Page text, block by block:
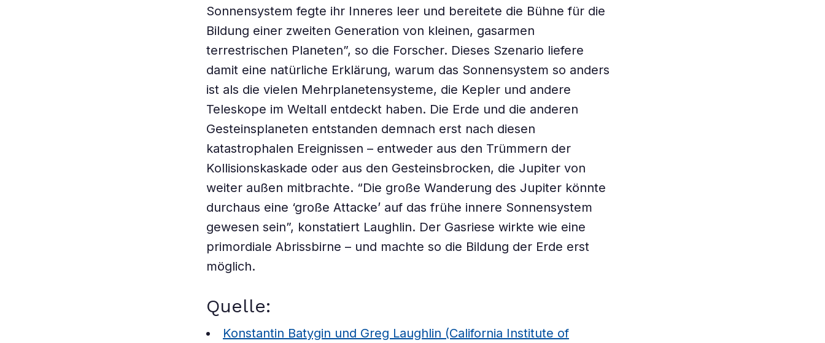
Sonnensystem fegte ihr Inneres leer und bereitete die Bühne für die
Bildung einer zweiten Generation von kleinen, gasarmen
terrestrischen Planeten”, so die Forscher. Dieses Szenario liefere
damit eine natürliche Erklärung, warum das Sonnensystem so anders
ist als die vielen Mehrplanetensysteme, die Kepler und andere
Teleskope im Weltall entdeckt haben. Die Erde und die anderen
Gesteinsplaneten entstanden demnach erst nach diesen
katastrophalen Ereignissen – entweder aus den Trümmern der
Kollisionskaskade oder aus den Gesteinsbrocken, die Jupiter von
weiter außen mitbrachte. “Die große Wanderung des Jupiter könnte
durchaus eine ‘große Attacke’ auf das frühe innere Sonnensystem
gewesen sein”, konstatiert Laughlin. Der Gasriese wirkte wie eine
primordiale Abrissbirne – und machte so die Bildung der Erde erst
möglich.
Quelle:
Konstantin Batygin und Greg Laughlin (California Institute of